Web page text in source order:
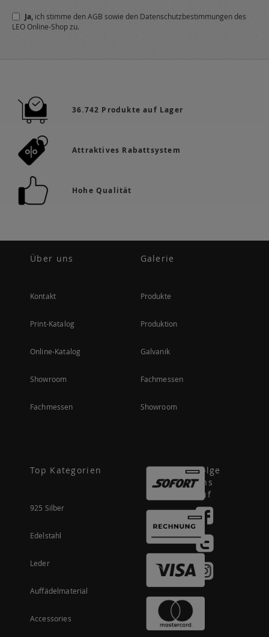
Newsletter
a:
Ja, ich stimme denAGB sowie den Datenschutzbestimmungendes
LEO Online-Shop zu.
36.742 Produkte auf Lager
Attraktives Rabattsystem
Hohe Qualität
Über uns
Kontakt
Print-Katalog
Online-Katalog
Showroom
Fachmessen
Galerie
Produkte
Produktion
Galvanik
Fachmessen
Showroom
Top Kategorien
925 Silber
Edelstahl
Leder
Auffädelmaterial
Accessories
Folge
uns
auf